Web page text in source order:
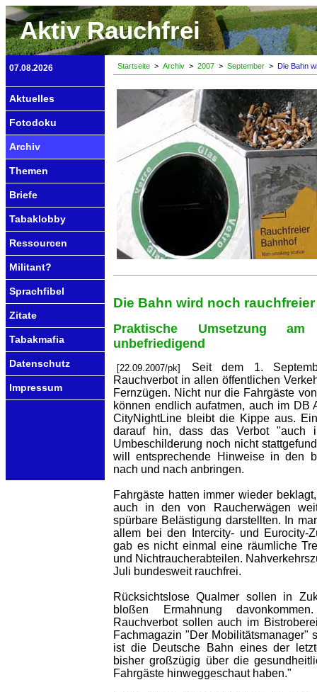
Aktiv Rauchfrei
07.08.2026
Aktuelles
Fotodoku
Archiv
Themen
Briefe
Tabaklobby
Ressourcen
Militant?
Sprachfibel
Zitate
Tabakmafia
Datenschutz
Impressum
Startseite > Archiv > 2007 > September > Die Bahn
Die Bahn wird noch rauchfreier
Praktische Umsetzung
unbefriedigend
[22.09.2007/pk]
Seit dem 1.
Rauchverbot in allen öffentlichen
Fernzügen. Nicht nur die Fahrgäste
können endlich aufatmen, auch im DB
CityNightLine bleibt die Kippe aus.
darauf hin, dass das Verbot "auch
Umbeschilderung noch nicht
will entsprechende Hinweise in den
nach und nach anbringen.
Fahrgäste hatten immer wieder
auch in den von Raucherwägen
spürbare Belästigung darstellten. In
allem bei den Intercity- und Eurocity-
gab es nicht einmal eine räumliche
und Nichtraucherabteilen.
Juli bundesweit rauchfrei.
Rücksichtslose Qualmer sollen in
bloßen Ermahnung
Rauchverbot sollen auch im
Fachmagazin "Der Mobilitätsmanager"
ist die Deutsche Bahn eines der
bisher großzügig über die
Fahrgäste hinweggeschaut haben."